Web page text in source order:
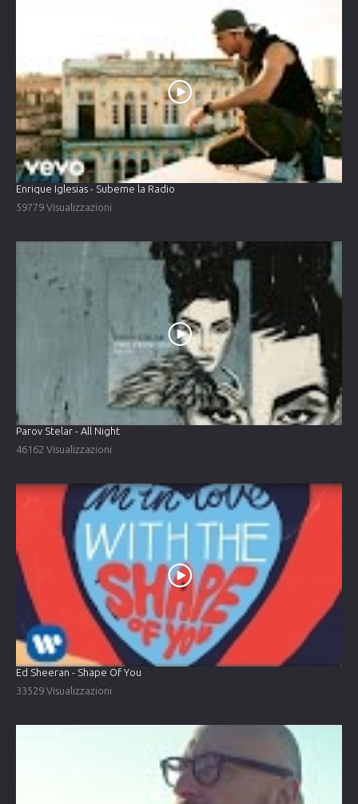
Enrique Iglesias - Subeme la Radio
59779 Visualizzazioni
Parov Stelar - All Night
46162 Visualizzazioni
Ed Sheeran - Shape Of You
33529 Visualizzazioni